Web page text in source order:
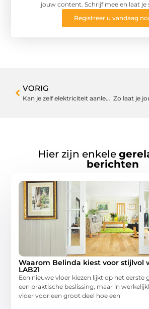
jouw content. Schrijf mee en laat je
Registreer u vandaag
VORIG
Kan je zelf elektriciteit aanleggen in je woning?
Hier zijn enkele
berichten
Waarom Belinda kiest voor stijlvol
LAB21
Een nieuwe vloer kiezen lijkt op het eerste
een praktische beslissing, maar in
vloer voor een groot deel hoe een